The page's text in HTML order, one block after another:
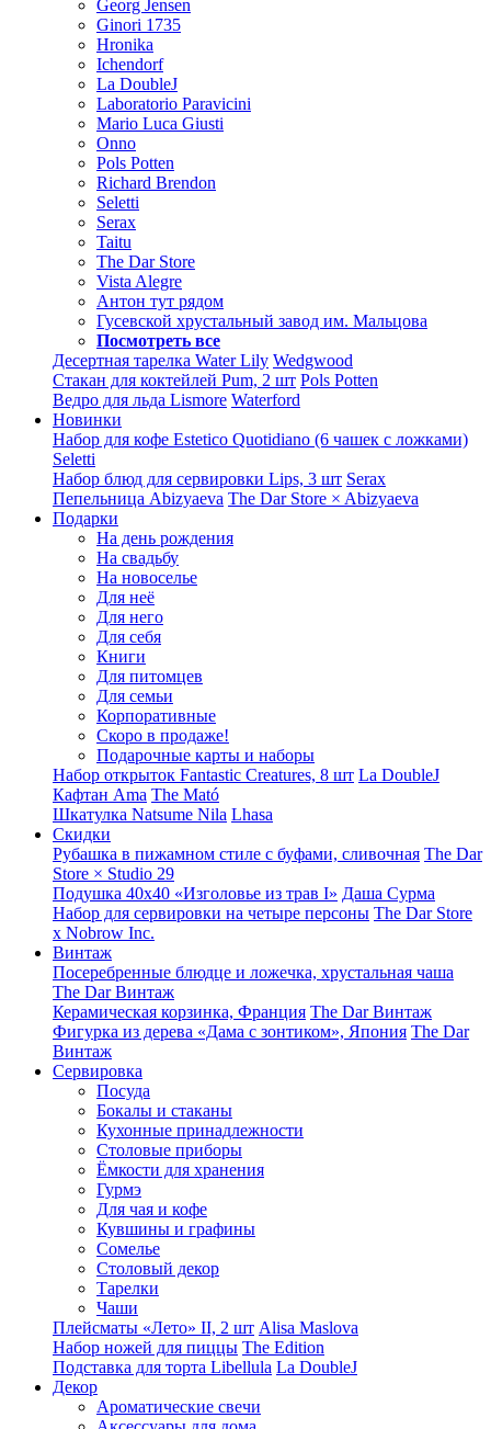
Georg Jensen
Ginori 1735
Hronika
Ichendorf
La DoubleJ
Laboratorio Paravicini
Mario Luca Giusti
Onno
Pols Potten
Richard Brendon
Seletti
Serax
Taitu
The Dar Store
Vista Alegre
Антон тут рядом
Гусевской хрустальный завод им. Мальцова
Посмотреть все
Десертная тарелка Water Lily Wedgwood
Стакан для коктейлей Pum, 2 шт Pols Potten
Ведро для льда Lismore Waterford
Новинки
Набор для кофе Estetico Quotidiano (6 чашек с ложками)
Seletti
Набор блюд для сервировки Lips, 3 шт Serax
Пепельница Abizyaeva The Dar Store × Abizyaeva
Подарки
На день рождения
На свадьбу
На новоселье
Для неё
Для него
Для себя
Книги
Для питомцев
Для семьи
Корпоративные
Скоро в продаже!
Подарочные карты и наборы
Набор открыток Fantastic Creatures, 8 шт La DoubleJ
Кафтан Ama The Mató
Шкатулка Natsume Nila Lhasa
Скидки
Рубашка в пижамном стиле с буфами, сливочная The Dar
Store × Studio 29
Подушка 40x40 «Изголовье из трав I» Даша Сурма
Набор для сервировки на четыре персоны The Dar Store
х Nobrow Inc.
Винтаж
Посеребренные блюдце и ложечка, хрустальная чаша
The Dar Винтаж
Керамическая корзинка, Франция The Dar Винтаж
Фигурка из дерева «Дама с зонтиком», Япония The Dar
Винтаж
Сервировка
Посуда
Бокалы и стаканы
Кухонные принадлежности
Столовые приборы
Ëмкости для хранения
Гурмэ
Для чая и кофе
Кувшины и графины
Сомелье
Столовый декор
Тарелки
Чаши
Плейсматы «Лето» II, 2 шт Alisa Maslova
Набор ножей для пиццы The Edition
Подставка для торта Libellula La DoubleJ
Декор
Ароматические свечи